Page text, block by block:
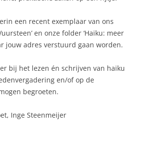
een recent exemplaar van ons
en onze folder ‘Haiku: meer
jouw adres verstuurd gaan worden.
bij het lezen én schrijven van haiku
en/of op de
begroeten.
Inge Steenmeijer